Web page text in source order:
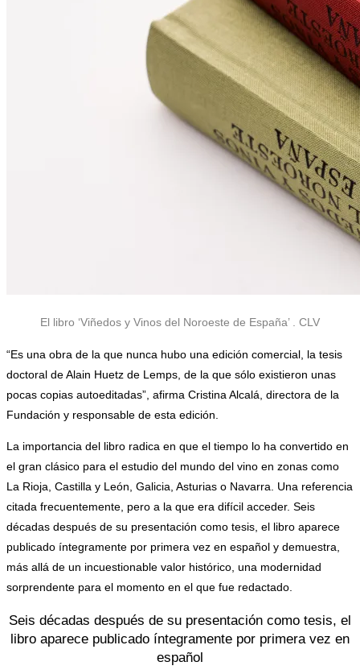
El libro ‘Viñedos y Vinos del Noroeste de España’ . CLV
“Es una obra de la que nunca hubo una edición comercial, la tesis
doctoral de Alain Huetz de Lemps, de la que sólo existieron unas
pocas copias autoeditadas”, afirma Cristina Alcalá, directora de la
Fundación y responsable de esta edición.
La importancia del libro radica en que el tiempo lo ha convertido en
el gran clásico para el estudio del mundo del vino en zonas como
La Rioja, Castilla y León, Galicia, Asturias o Navarra. Una referencia
citada frecuentemente, pero a la que era difícil acceder. Seis
décadas después de su presentación como tesis, el libro aparece
publicado íntegramente por primera vez en español y demuestra,
más allá de un incuestionable valor histórico, una modernidad
sorprendente para el momento en el que fue redactado.
Seis décadas después de su presentación como tesis, el
libro aparece publicado íntegramente por primera vez en
español